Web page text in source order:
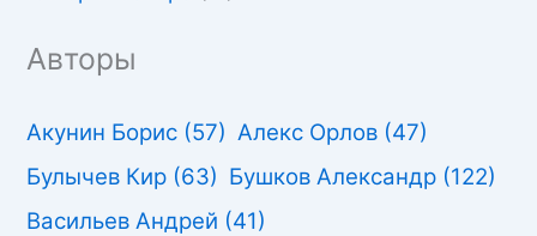
Авторы
Акунин Борис (57) Алекс Орлов (47)
Булычев Кир (63) Бушков Александр (122)
Васильев Андрей (41)